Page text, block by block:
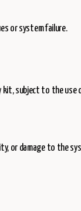
or system failure.
kit, subject to the
or damage to the